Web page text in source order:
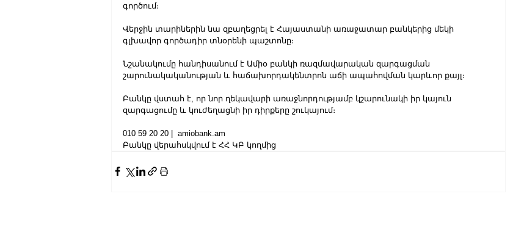
գործում։
Վերջին տարիներին նա զբաղեցրել է Հայաստանի առաջատար բանկերից մեկի
գլխավոր գործադիր տնօրենի պաշտոնը։
Նշանակումը հանդիսանում է Ամիօ բանկի ռազմավարական զարգացման
շարունակականության և հաճախորդակենտրոն աճի ապահովման կարևոր քայլ։
Բանկը վստահ է, որ նոր ղեկավարի առաջնորդությամբ կշարունակի իր կայուն
զարգացումը և կուժեղացնի իր դիրքերը շուկայում։
010 59 20 20 |  amiobank.am
Բանկը վերահսկվում է ՀՀ ԿԲ կողմից